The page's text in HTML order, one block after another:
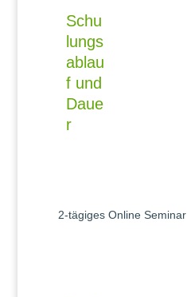
Schu
lungs
ablau
f und
Daue
r
2-tägiges Online Seminar